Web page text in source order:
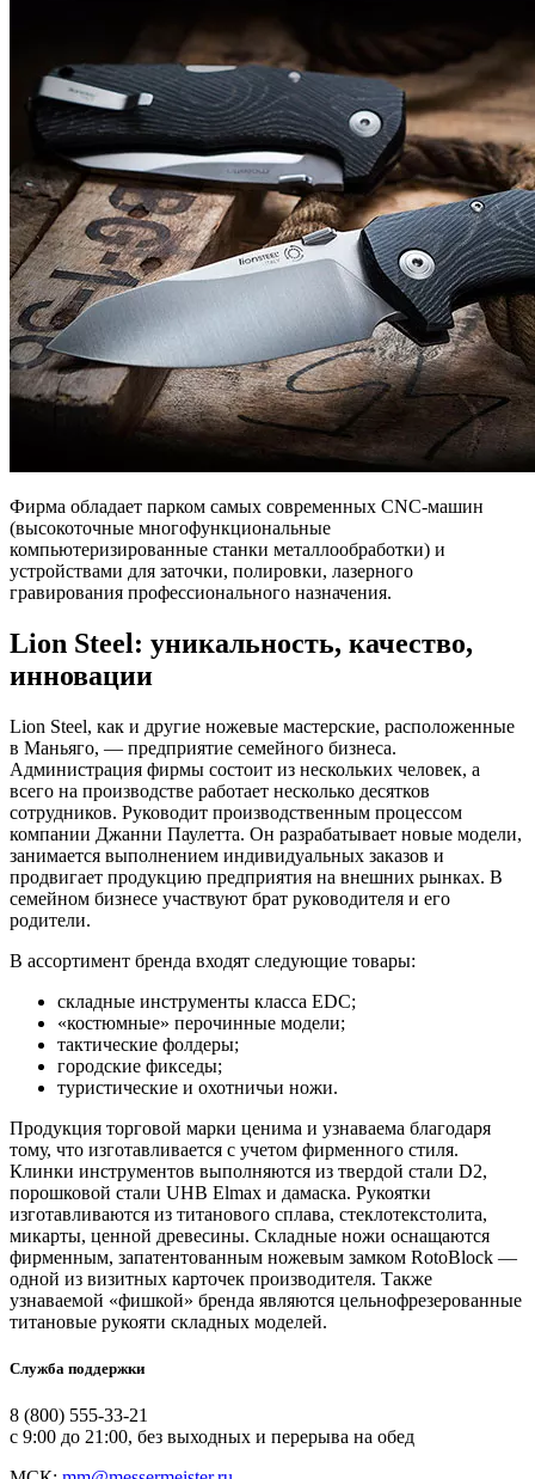
Фирма обладает парком самых современных CNC-машин
(высокоточные многофункциональные
компьютеризированные станки металлообработки) и
устройствами для заточки, полировки, лазерного
гравирования профессионального назначения.
Lion Steel: уникальность, качество,
инновации
Lion Steel, как и другие ножевые мастерские, расположенные
в Маньяго, — предприятие семейного бизнеса.
Администрация фирмы состоит из нескольких человек, а
всего на производстве работает несколько десятков
сотрудников. Руководит производственным процессом
компании Джанни Паулетта. Он разрабатывает новые модели,
занимается выполнением индивидуальных заказов и
продвигает продукцию предприятия на внешних рынках. В
семейном бизнесе участвуют брат руководителя и его
родители.
В ассортимент бренда входят следующие товары:
складные инструменты класса EDC;
«костюмные» перочинные модели;
тактические фолдеры;
городские фикседы;
туристические и охотничьи ножи.
Продукция торговой марки ценима и узнаваема благодаря
тому, что изготавливается с учетом фирменного стиля.
Клинки инструментов выполняются из твердой стали D2,
порошковой стали UHB Elmax и дамаска. Рукоятки
изготавливаются из титанового сплава, стеклотекстолита,
микарты, ценной древесины. Складные ножи оснащаются
фирменным, запатентованным ножевым замком RotoBlock —
одной из визитных карточек производителя. Также
узнаваемой «фишкой» бренда являются цельнофрезерованные
титановые рукояти складных моделей.
Служба поддержки
8 (800) 555-33-21
с 9:00 до 21:00, без выходных и перерыва на обед